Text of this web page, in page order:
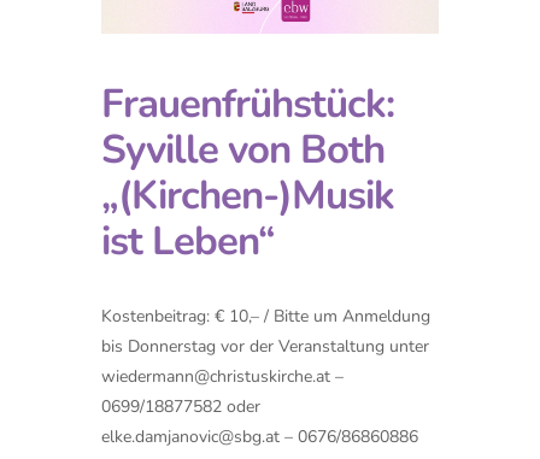
Frauenfrühstück:
Syville von Both
„(Kirchen-)Musik
ist Leben“
Kostenbeitrag: € 10,– / Bitte um Anmeldung
bis Donnerstag vor der Veranstaltung unter
wiedermann@christuskirche.at –
0699/18877582 oder
elke.damjanovic@sbg.at – 0676/86860886